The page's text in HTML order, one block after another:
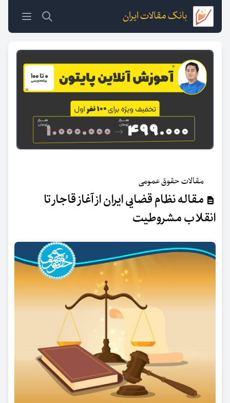
بانک مقالات ایران
مقالات حقوق عمومی
مقاله نظام قضایی ایران از آغاز قاجار تا
انقلاب مشروطیت